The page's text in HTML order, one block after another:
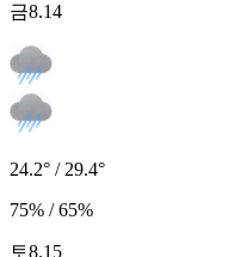
금8.14
24.2° / 29.4°
75% / 65%
토8.15